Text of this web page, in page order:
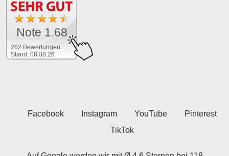
262 Bewertungen
Stand: 08.08.26
Note 1.68
Facebook Instagram YouTube
Pinterest
TikTok